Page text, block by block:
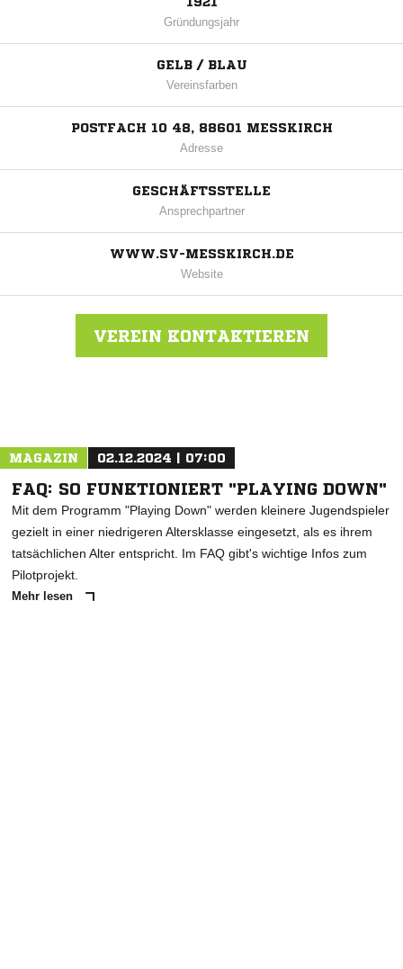
Gründungsjahr
GELB / BLAU
Vereinsfarben
POSTFACH 10 48, 88601 MESSKIRCH
Adresse
GESCHÄFTSSTELLE
Ansprechpartner
WWW.SV-MESSKIRCH.DE
Website
VEREIN KONTAKTIEREN
MAGAZIN 02.12.2024 | 07:00
FAQ: SO FUNKTIONIERT "PLAYING DOWN"
Mit dem Programm "Playing Down" werden kleinere Jugendspieler
gezielt in einer niedrigeren Altersklasse eingesetzt, als es ihrem
tatsächlichen Alter entspricht. Im FAQ gibt's wichtige Infos zum
Pilotprojekt.
Mehr lesen